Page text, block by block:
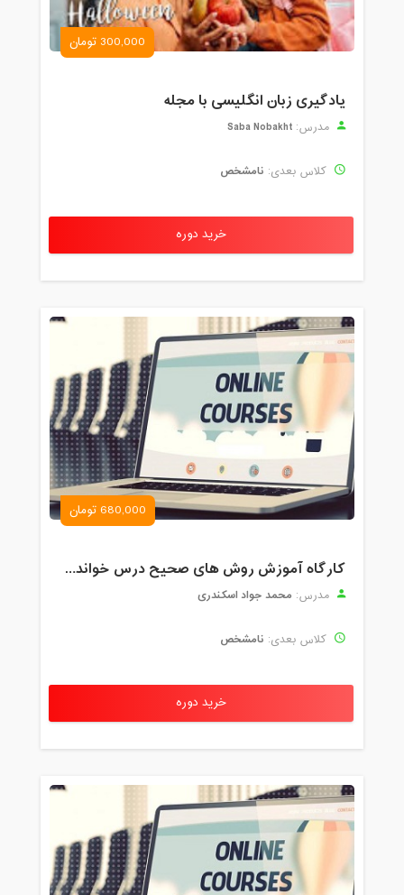
300,000 تومان
یادگیری زبان انگلیسی با مجله
مدرس: Saba Nobakht
کلاس بعدی: نامشخص
خرید دوره
680,000 تومان
کارگاه آموزش روش های صحیح درس خواندن همراه با یادگیری بدون فراموشی
مدرس: محمد جواد اسکندری
کلاس بعدی: نامشخص
خرید دوره